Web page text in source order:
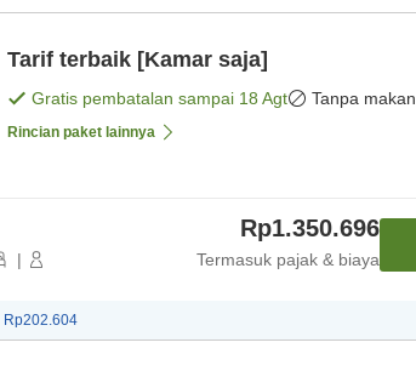
Tarif terbaik [Kamar saja]
Gratis pembatalan sampai 18 Agt Tanpa makan
Rincian paket lainnya
|
Rp1.350.696
Termasuk pajak & biaya
Rp202.604